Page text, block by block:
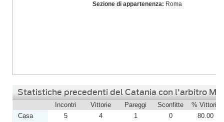
Maurelli
Sezione di appartenenza: Roma
Statistiche precedenti del Catania con l'arbitro
Incontri Vittorie Pareggi Sconfitte % Vittorie
Casa
5 4 1 0
80.00